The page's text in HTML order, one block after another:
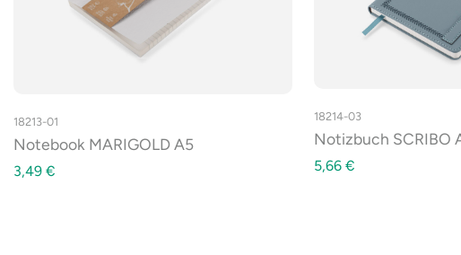
18213-01
Notebook MARIGOLD A5
3,49 €
18214-03
Notizbuch SCRIBO
5,66 €